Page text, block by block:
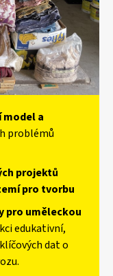
a
problémů
projektů
pro tvorbu
pro uměleckou
edukativní,
dat o